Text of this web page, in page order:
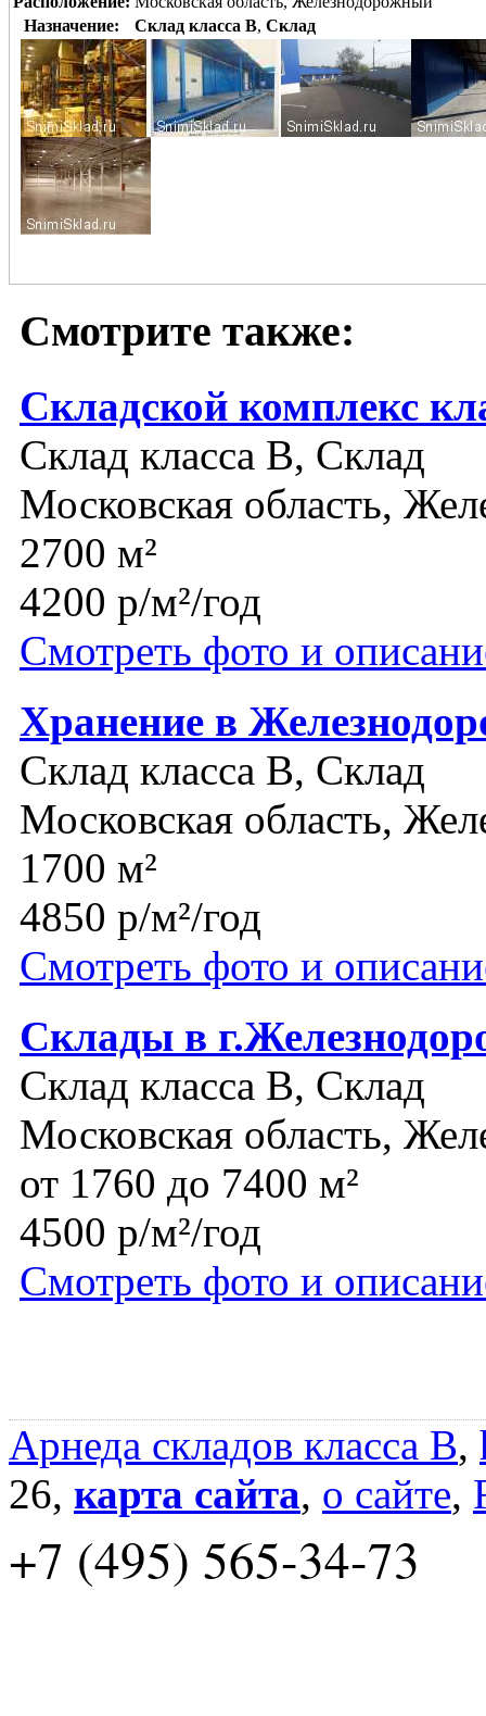
Назначение:
Склад класса B, Склад
Смотрите также:
Складской комплекс
Склад класса B, Склад
Московская область,
2700 м²
4200 р/м²/год
Смотреть фото и
Хранение в
Склад класса B, Склад
Московская область,
1700 м²
4850 р/м²/год
Смотреть фото и
Склады в
Склад класса B, Склад
Московская область,
от 1760 до 7400 м²
4500 р/м²/год
Смотреть фото и
Арнеда складов класса B,
26, карта сайта, о сайте,
+7 (495) 565-34-73